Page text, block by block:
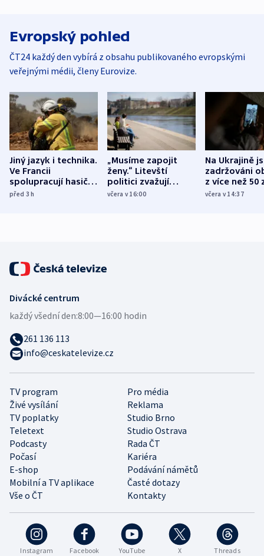
Evropský pohled
ČT24 každý den vybírá z obsahu publikovaného evropskými
veřejnými médii, členy Eurovize.
Jiný jazyk i technika.
Ve Francii
spolupracují hasiči z
různých zemí
před 3h
„Musíme zapojit
ženy.“ Litevští
politici zvažují
dohodu o
včera v 16:00
Na Ukrajině
zadržováni
z více než 50
Bojovali na
včera v 14:37
Instagram Facebook YouTube X Threads
TV program
Pro média
Živé vysílání
Reklama
TV poplatky
Studio Brno
Teletext
Studio Ostrava
Podcasty
Rada ČT
Počasí
Kariéra
E-shop
Podávání námětů
Mobilní a TV aplikace
Časté dotazy
Vše o ČT
Kontakty
Divácké centrum
každý všední den:8:00—16:00 hodin
261 136 113
info@ceskatelevize.cz